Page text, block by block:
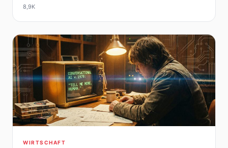
8,9K
WIRTSCHAFT